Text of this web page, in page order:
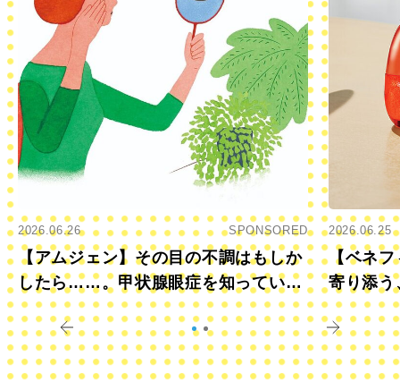
2026.06.26 SPONSORED
【アムジェン】その目の不調はもしか
したら……。甲状腺眼症を知っていま
すか？
2026.06.25
【ベネフ
寄り添う
きに